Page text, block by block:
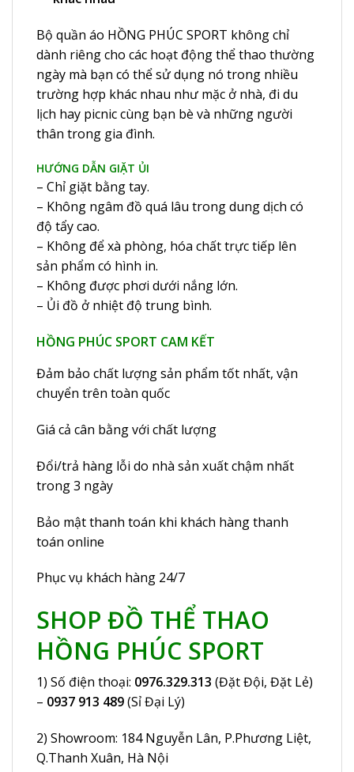
Bộ quần áo HỒNG PHÚC SPORT không chỉ
dành riêng cho các hoạt động thể thao thường
ngày mà bạn có thể sử dụng nó trong nhiều
trường hợp khác nhau như mặc ở nhà, đi du
lịch hay picnic cùng bạn bè và những người
thân trong gia đình.
HƯỚNG DẪN GIẶT ỦI
– Chỉ giặt bằng tay.
– Không ngâm đồ quá lâu trong dung dịch có
độ tẩy cao.
– Không để xà phòng, hóa chất trực tiếp lên
sản phẩm có hình in.
– Không được phơi dưới nắng lớn.
– Ủi đồ ở nhiệt độ trung bình.
HỒNG PHÚC SPORT CAM KẾT
Đảm bảo chất lượng sản phẩm tốt nhất, vận
chuyển trên toàn quốc
Giá cả cân bằng với chất lượng
Đổi/trả hàng lỗi do nhà sản xuất chậm nhất
trong 3 ngày
Bảo mật thanh toán khi khách hàng thanh
toán online
Phục vụ khách hàng 24/7
SHOP ĐỒ THỂ THAO
HỒNG PHÚC SPORT
1) Số điện thoại: 0976.329.313 (Đặt Đội, Đặt Lẻ)
– 0937 913 489(Sỉ Đại Lý)
2) Showroom: 184 Nguyễn Lân, P.Phương Liệt,
Q.Thanh Xuân, Hà Nội